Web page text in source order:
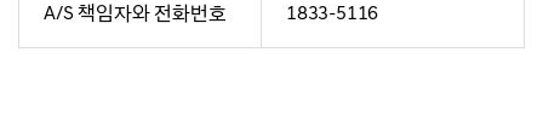
A/S 책임자와 전화번호 1833-5116